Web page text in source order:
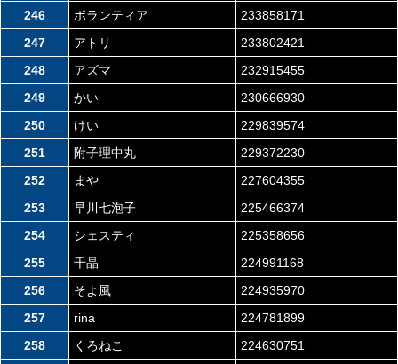
246
ボランティア
233858171
247
アトリ
233802421
248
アズマ
232915455
249
かい
230666930
250
けい
229839574
251
附子理中丸
229372230
252
まや
227604355
253
早川七泡子
225466374
254
シェスティ
225358656
255
千晶
224991168
256
そよ風
224935970
257
rina
224781899
258
くろねこ
224630751